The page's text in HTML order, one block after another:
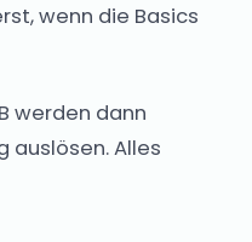
wenn die Basics
werden dann
auslösen. Alles